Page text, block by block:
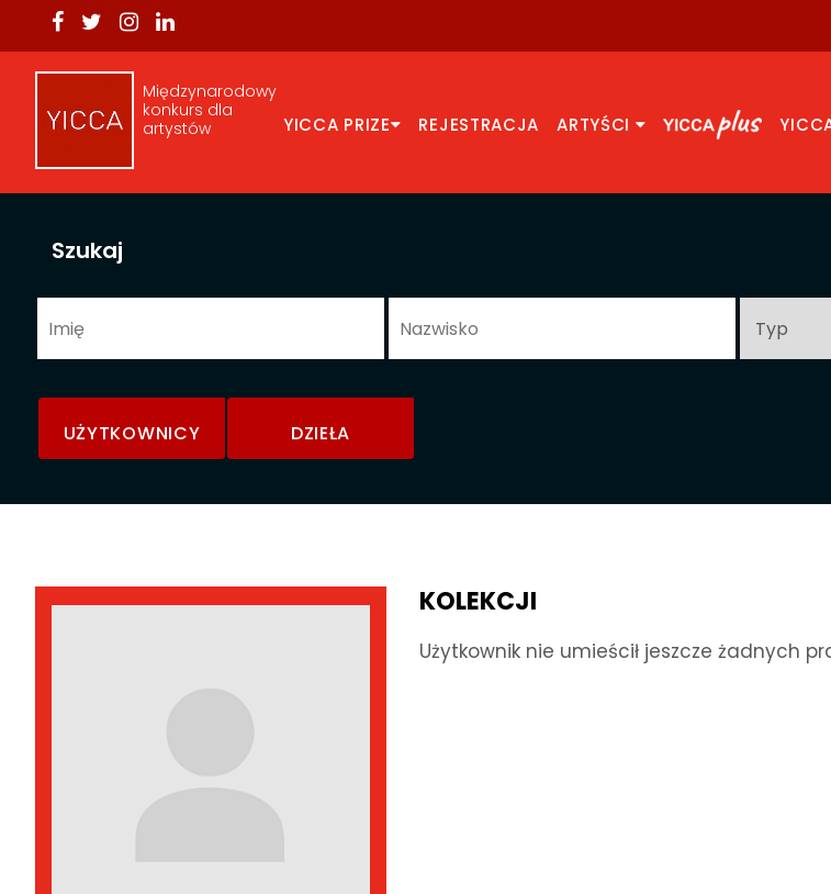
Międzynarodowy
konkurs dla
artystów
YICCA PRIZE REJESTRACJA ARTYŚCI
Szukaj
UŻYTKOWNICY DZIEŁA
KOLEKCJI
Użytkownik nie umieścił jeszcze żadnych